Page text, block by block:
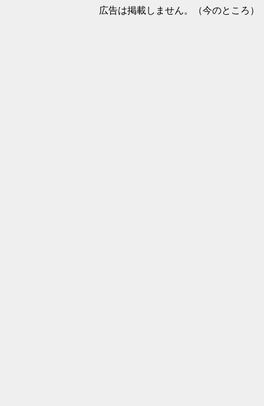
広告は掲載しません。（今のところ）